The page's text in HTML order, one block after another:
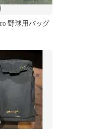
野球用バッグ